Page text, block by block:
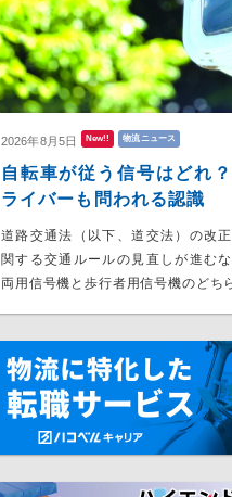
2026年8月5日 New!! 物流ニュース
自転車が従う信号はどれ
ライバーも問われる認識
道路交通法（以下、道交法）の改
関する交通ルールの見直しが進む
両用信号機と歩行者用信号機のどち